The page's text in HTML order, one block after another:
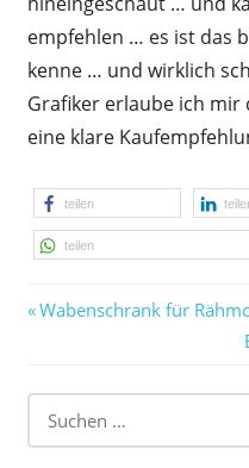
empfehlen … es ist das
kenne … und wirklich
Grafiker erlaube ich mir
eine klare
teilen
teilen
Vorheriger
Wabenschrank für